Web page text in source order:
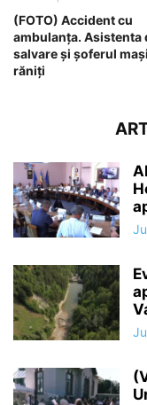
(FOTO) Accident cu
ambulanța. Asistenta
salvare și șoferul
răniți